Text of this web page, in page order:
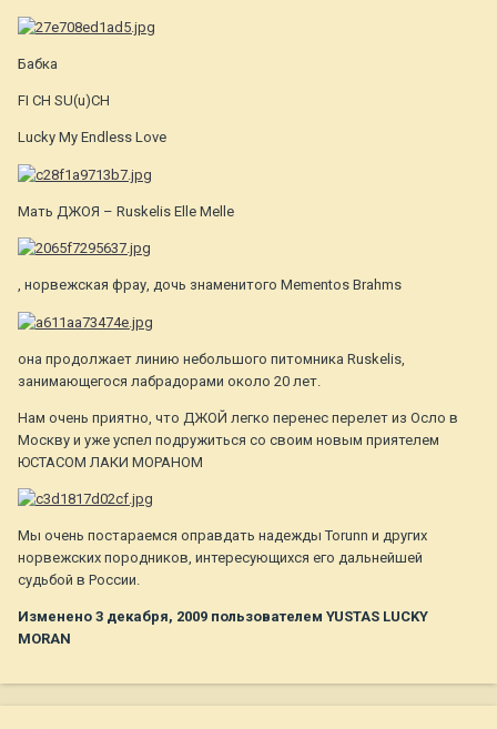
Бабка
FI CH SU(u)CH
Lucky My Endless Love
Мать ДЖОЯ – Ruskelis Elle Melle
, норвежская фрау, дочь знаменитого Mementos Brahms
она продолжает линию небольшого питомника Ruskelis,
занимающегося лабрадорами около 20 лет.
Нам очень приятно, что ДЖОЙ легко перенес перелет из Осло в
Москву и уже успел подружиться со своим новым приятелем
ЮСТАСОМ ЛАКИ МОРАНОМ
Мы очень постараемся оправдать надежды Torunn и других
норвежских породников, интересующихся его дальнейшей
судьбой в России.
Изменено 3 декабря, 2009 пользователем YUSTAS LUCKY
MORAN